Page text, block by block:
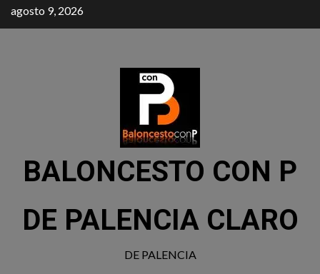
agosto 9, 2026
BALONCESTO CON P
DE PALENCIA CLARO
DE PALENCIA